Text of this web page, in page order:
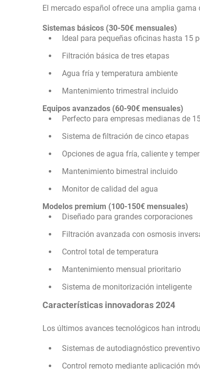
El mercado español ofrece una amplia
Sistemas básicos (30-50€ mensuales)
Ideal para pequeñas oficinas hasta 15
Filtración básica de tres etapas
Agua fría y temperatura ambiente
Mantenimiento trimestral incluido
Equipos avanzados (60-90€ mensuales)
Perfecto para empresas medianas de
Sistema de filtración de cinco etapas
Opciones de agua fría, caliente y
Mantenimiento bimestral incluido
Monitor de calidad del agua
Modelos premium (100-150€ mensuales)
Diseñado para grandes corporaciones
Filtración avanzada con osmosis
Control total de temperatura
Mantenimiento mensual prioritario
Sistema de monitorización inteligente
Características innovadoras 2024
Los últimos avances tecnológicos han
Sistemas de autodiagnóstico preventivo
Control remoto mediante aplicación